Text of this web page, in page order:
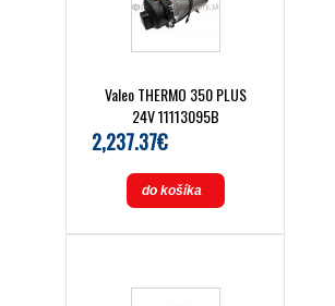
Valeo THERMO 350 PLUS
24V 11113095B
2,237.37€
do košíka